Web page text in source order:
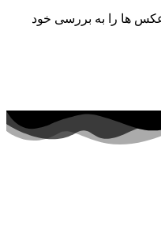
عکس ها را به بررسی خود